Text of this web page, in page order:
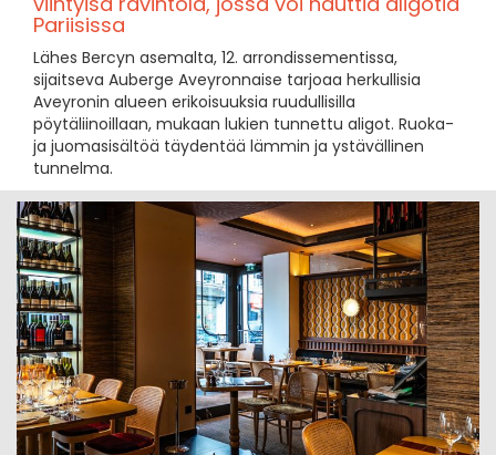
Pariisissa
Lähes Bercyn asemalta, 12. arrondissementissa,
sijaitseva Auberge Aveyronnaise tarjoaa herkullisia
Aveyronin alueen erikoisuuksia ruudullisilla
pöytäliinoillaan, mukaan lukien tunnettu aligot. Ruoka-
ja juomasisältöä täydentää lämmin ja ystävällinen
tunnelma.